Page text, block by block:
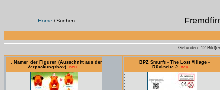
Home/ Suchen
Gefunden: 12
. Namen der Figuren (Ausschnitt aus der
Verpackungsbox)
neu
BPZ Smurfs - The Lost Village -
Rückseite 2 neu